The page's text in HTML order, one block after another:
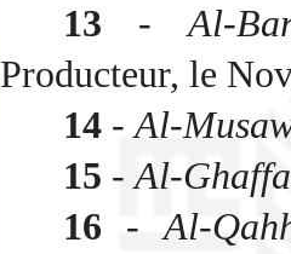
13 - Al-
Producteur, le
14 - Al-
15 - Al-
16 -Al-